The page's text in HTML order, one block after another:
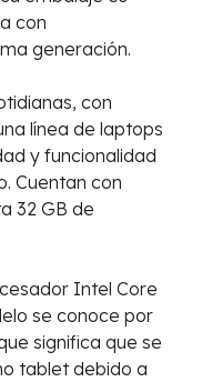
con
generación.
con
línea de laptops
y funcionalidad
Cuentan con
32 GB de
Intel Core
se conoce por
significa que se
tablet debido a